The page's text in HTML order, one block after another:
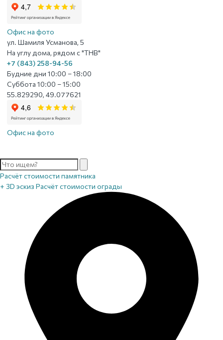
Офис на фото
ул. Шамиля Усманова, 5
На углу дома, рядом с "ТНВ"
+7 (843) 258-94-56
Будние дни 10:00 – 18:00
Суббота 10:00 – 15:00
55.829290, 49.077621
Офис на фото
Расчёт стоимости памятника
+ 3D эскиз Расчёт стоимости ограды